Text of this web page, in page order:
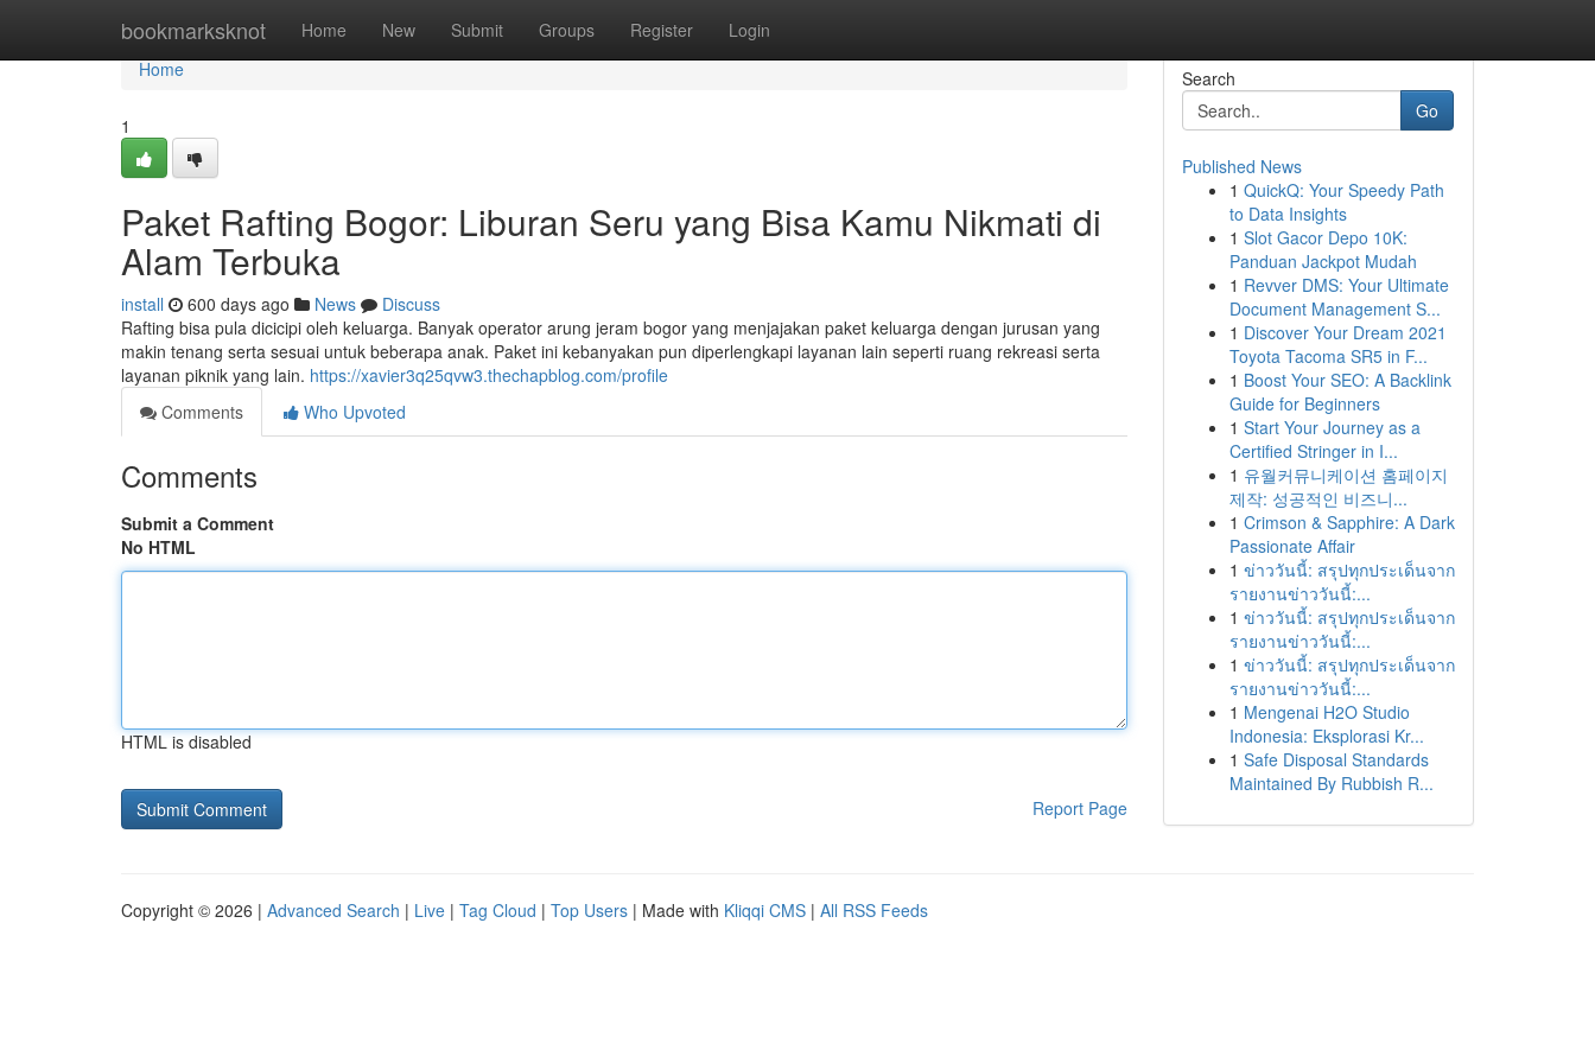
bookmarksknot Home New Submit Groups Register Login
Home
Home
1
Paket Rafting Bogor: Liburan Seru yang Bisa Kamu Nikmati di
Alam Terbuka
install 600 days ago News
Discuss
Rafting bisa pula dicicipi oleh keluarga. Banyak operator arung jeram bogor yang menjajakan paket keluarga dengan jurusan yang
makin tenang serta sesuai untuk beberapa anak. Paket ini kebanyakan pun diperlengkapi layanan lain seperti ruang rekreasi serta
layanan piknik yang lain. https://xavier3q25qvw3.thechapblog.com/profile
Comments
Who Upvoted
Comments
Submit a Comment
No HTML
HTML is disabled
Report Page
Search
Go
Published News
1 QuickQ: Your Speedy Path
to Data Insights
1 Slot Gacor Depo 10K:
Panduan Jackpot Mudah
1 Revver DMS: Your Ultimate
Document Management S...
1 Discover Your Dream 2021
Toyota Tacoma SR5 in F...
1 Boost Your SEO: A Backlink
Guide for Beginners
1 Start Your Journey as a
Certified Stringer in I...
1 유월커뮤니케이션 홈페이지
제작: 성공적인 비즈니...
1 Crimson & Sapphire: A Dark
Passionate Affair
1 ข่าววันนี้: สรุปทุกประเด็นจาก
รายงานข่าววันนี้:...
1 ข่าววันนี้: สรุปทุกประเด็นจาก
รายงานข่าววันนี้:...
1 ข่าววันนี้: สรุปทุกประเด็นจาก
รายงานข่าววันนี้:...
1 Mengenai H2O Studio
Indonesia: Eksplorasi Kr...
1 Safe Disposal Standards
Maintained By Rubbish R...
Copyright © 2026 | Advanced Search | Live | Tag Cloud | Top Users | Made with Kliqqi CMS | All RSS Feeds